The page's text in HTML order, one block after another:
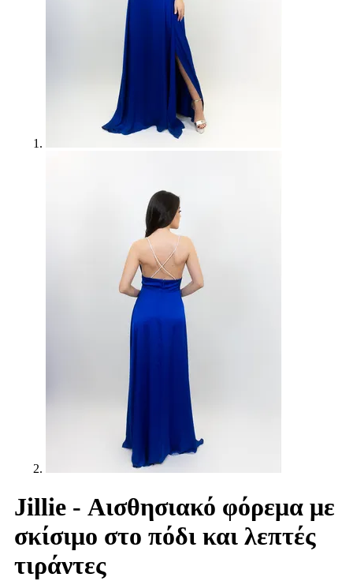
Jillie - Αισθησιακό φόρεμα με
σκίσιμο στο πόδι και λεπτές
τιράντες